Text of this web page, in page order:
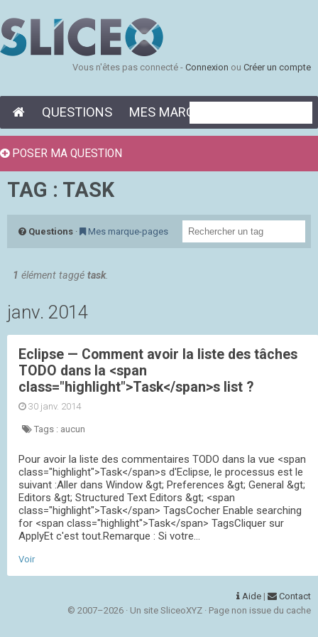
Vous n'êtes pas connecté - Connexion ou Créer un compte
QUESTIONS MES MARQUE-PAGES
TAG : TASK
Questions · Mes marque-pages
1 élément taggé task.
janv. 2014
Eclipse — Comment avoir la liste des tâches
TODO dans la <span
class="highlight">Task</span>s list ?
30 janv. 2014
Tags : aucun
Pour avoir la liste des commentaires TODO dans la vue <span
class="highlight">Task</span>s d'Eclipse, le processus est le
suivant :Aller dans Window &gt; Preferences &gt; General &gt;
Editors &gt; Structured Text Editors &gt; <span
class="highlight">Task</span> TagsCocher Enable searching
for <span class="highlight">Task</span> TagsCliquer sur
ApplyEt c'est tout.Remarque : Si votre...
Voir
POSER MA QUESTION
Aide |
Contact
© 2007–2026 · Un site SliceoXYZ · Page non issue du cache